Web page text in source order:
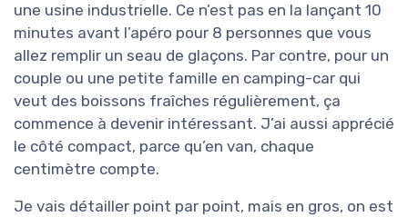
une usine industrielle. Ce n’est pas en la lançant 10
minutes avant l’apéro pour 8 personnes que vous
allez remplir un seau de glaçons. Par contre, pour un
couple ou une petite famille en camping-car qui
veut des boissons fraîches régulièrement, ça
commence à devenir intéressant. J’ai aussi apprécié
le côté compact, parce qu’en van, chaque
centimètre compte.
Je vais détailler point par point, mais en gros, on est